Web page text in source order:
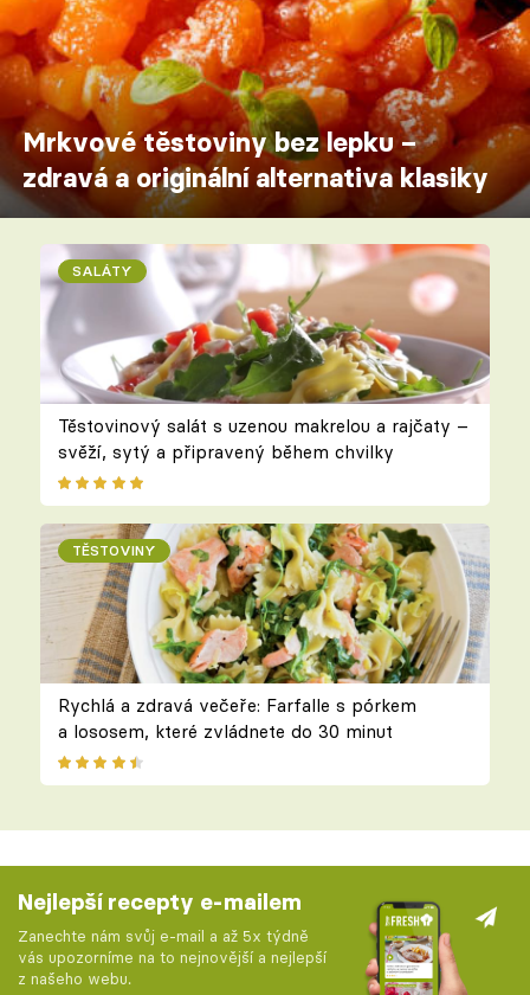
Mrkvové těstoviny bez lepku –
zdravá a originální alternativa klasiky
SALÁTY
Těstovinový salát s uzenou makrelou a rajčaty –
svěží, sytý a připravený během chvilky
TĚSTOVINY
Rychlá a zdravá večeře: Farfalle s pórkem
a lososem, které zvládnete do 30 minut
Nejlepší recepty e-mailem
Zanechte nám svůj e-mail a až 5x týdně
vás upozorníme na to nejnovější a nejlepší
z našeho webu.